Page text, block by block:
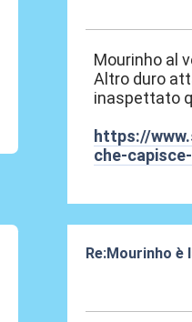
Mourinho al
Altro duro
inaspettato
https://
che-
Re:Mourinho è